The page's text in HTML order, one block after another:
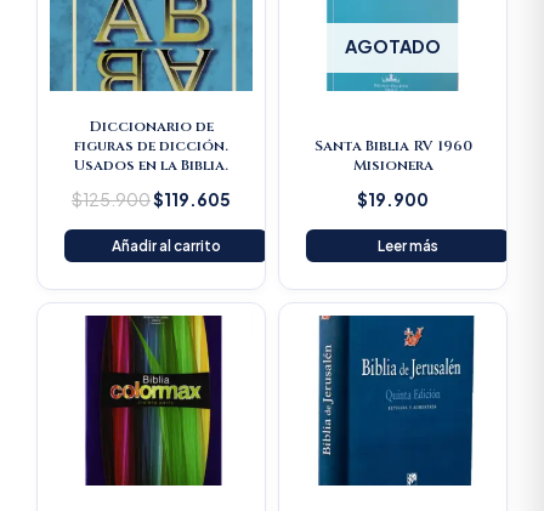
Diccionario de
figuras de dicción.
Usados en la Biblia.
$125.900$119.605
Añadir al carrito
AGOTADO
Santa Biblia RV 1960
Misionera
$19.900
Leer más